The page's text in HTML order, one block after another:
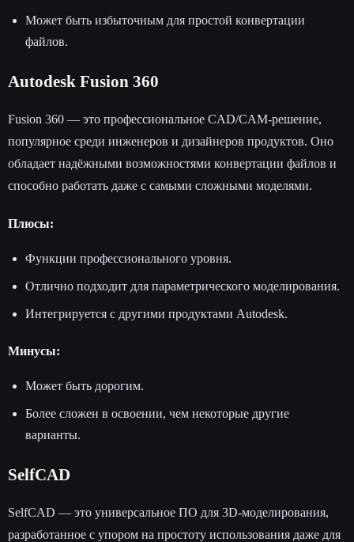
Может быть избыточным для простой конвертации
файлов.
Autodesk Fusion 360
Fusion 360 — это профессиональное CAD/CAM-решение,
популярное среди инженеров и дизайнеров продуктов. Оно
обладает надёжными возможностями конвертации файлов и
способно работать даже с самыми сложными моделями.
Плюсы:
Функции профессионального уровня.
Отлично подходит для параметрического моделирования.
Интегрируется с другими продуктами Autodesk.
Минусы:
Может быть дорогим.
Более сложен в освоении, чем некоторые другие
варианты.
SelfCAD
SelfCAD — это универсальное ПО для 3D-моделирования,
разработанное с упором на простоту использования даже для